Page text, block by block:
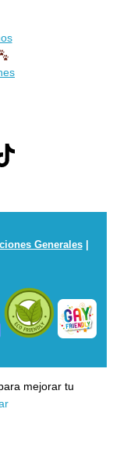
Generales|
mejorar tu